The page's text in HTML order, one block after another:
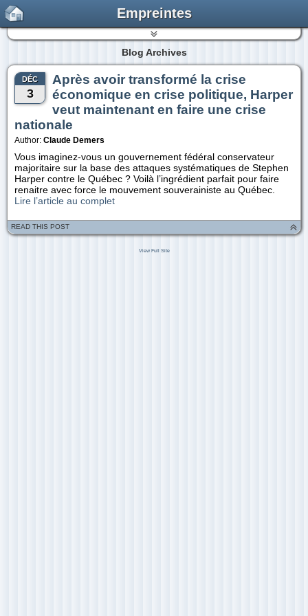
Empreintes
Blog Archives
DÉC
3
Après avoir transformé la crise
économique en crise politique, Harper
veut maintenant en faire une crise
nationale
Author: Claude Demers
Vous imaginez-vous un gouvernement fédéral conservateur
majoritaire sur la base des attaques systématiques de Stephen
Harper contre le Québec ? Voilà l’ingrédient parfait pour faire
renaitre avec force le mouvement souverainiste au Québec.
Lire l’article au complet
READ THIS POST
View Full Site